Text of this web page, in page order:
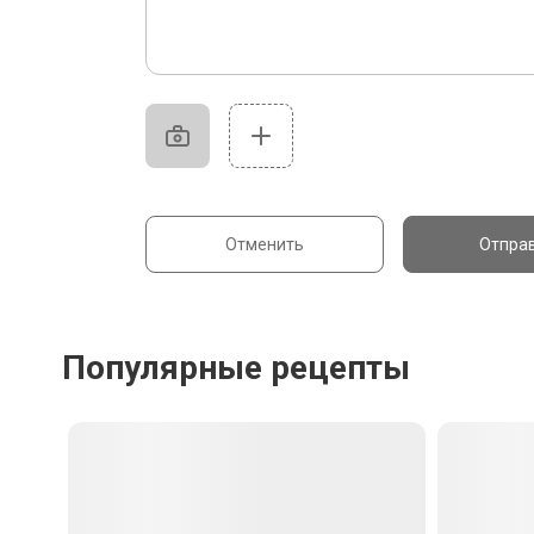
Отменить
Популярные рецепты